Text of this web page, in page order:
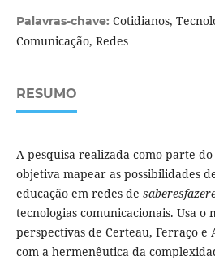
Palavras-chave: Cotidianos,
Comunicação, Redes
RESUMO
A pesquisa realizada como parte
objetiva mapear as possibilidades
educação em redes de
tecnologias comunicacionais. Usa o
perspectivas de Certeau, Ferraço e
com a hermenêutica da